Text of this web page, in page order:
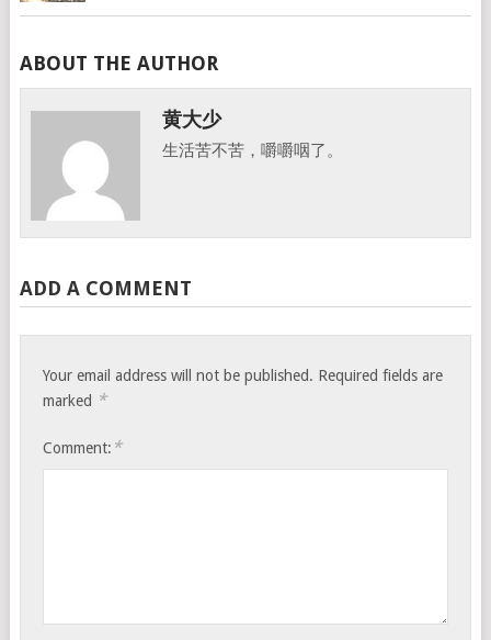
ABOUT THE AUTHOR
黄大少
生活苦不苦，嚼嚼咽了。
ADD A COMMENT
Your email address will not be published. Required fields are
marked *
Comment: *